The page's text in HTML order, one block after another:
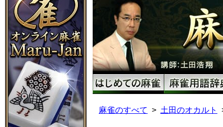
麻雀のすべて 土田のオカルト